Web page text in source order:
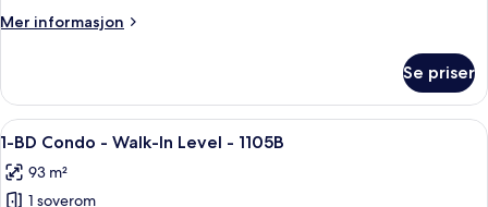
Mer informasjon
Mer
tilpasset
bevegelseshemmede
(#1101)
Se priser
Åpne
alle
bildene
En 30-tommers smart-TV med kabel-
13
1-BD Condo - Walk-In Level - 1105B
93 m²
1 soverom